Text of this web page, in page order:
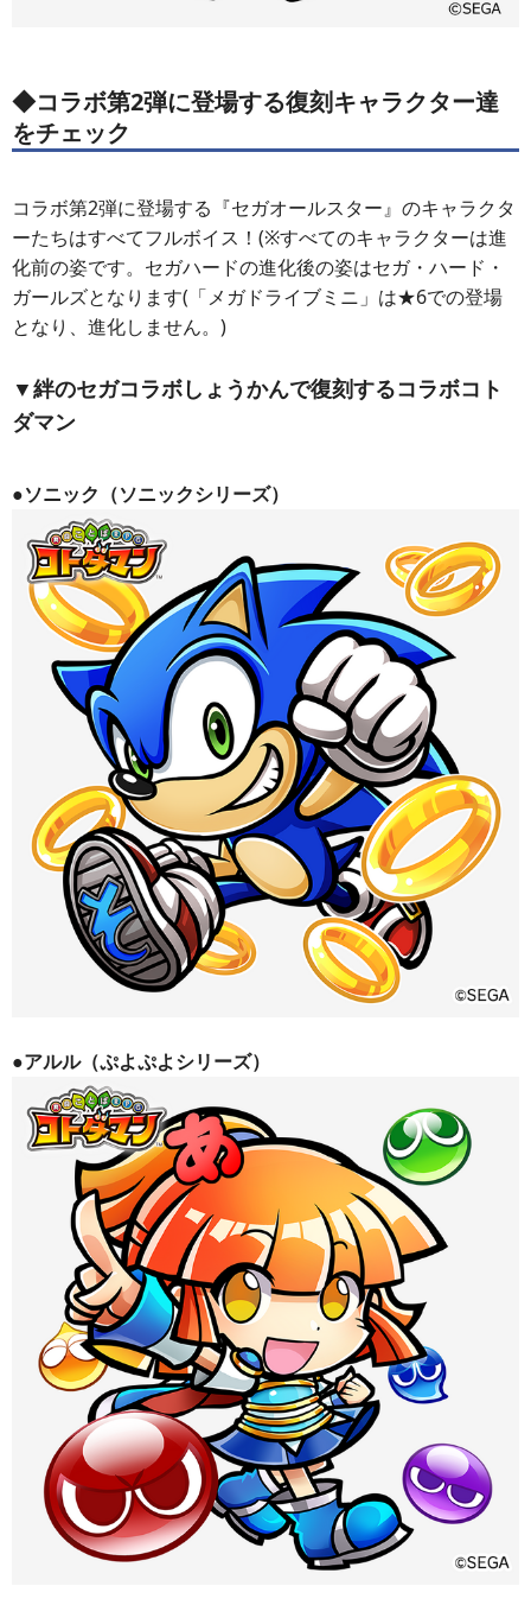
◆コラボ第2弾に登場する復刻キャラクター達
をチェック
コラボ第2弾に登場する『セガオールスター』のキャラクタ
ーたちはすべてフルボイス！(※すべてのキャラクターは進
化前の姿です。セガハードの進化後の姿はセガ・ハード・
ガールズとなります(「メガドライブミニ」は★6での登場
となり、進化しません。)
▼絆のセガコラボしょうかんで復刻するコラボコト
ダマン
●ソニック（ソニックシリーズ）
●アルル（ぷよぷよシリーズ）